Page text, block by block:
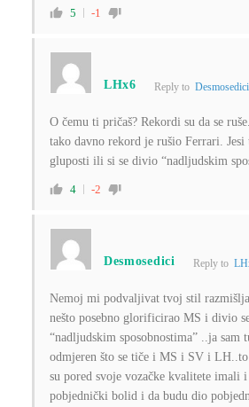
5 -1
LHx6 Reply to Desmosedici
O čemu ti pričaš? Rekordi su da se
tako davno rekord je rušio Ferrari. Jesi
gluposti ili si se divio “nadljudskim
4 -2
Desmosedici Reply to
Nemoj mi podvaljivat tvoj stil
nešto posebno glorificirao MS i divio
“nadljudskim sposobnostima” ..ja sam
odmjeren što se tiče i MS i SV i
su pored svoje vozačke kvalitete imali i
pobjednički bolid i da budu dio